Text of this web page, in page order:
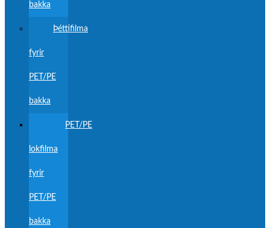
bakka
Þéttifilma
fyrir
PET/PE
bakka
PET/PE
lokfilma
fyrir
PET/PE
bakka